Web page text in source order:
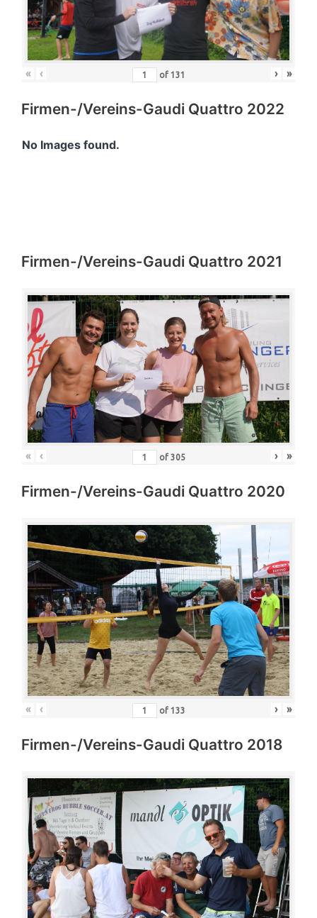
« ‹ of 131 › »
Firmen-/Vereins-Gaudi Quattro 2022
No Images found.
Firmen-/Vereins-Gaudi Quattro 2021
« ‹ of 305 › »
Firmen-/Vereins-Gaudi Quattro 2020
« ‹ of 133 › »
Firmen-/Vereins-Gaudi Quattro 2018